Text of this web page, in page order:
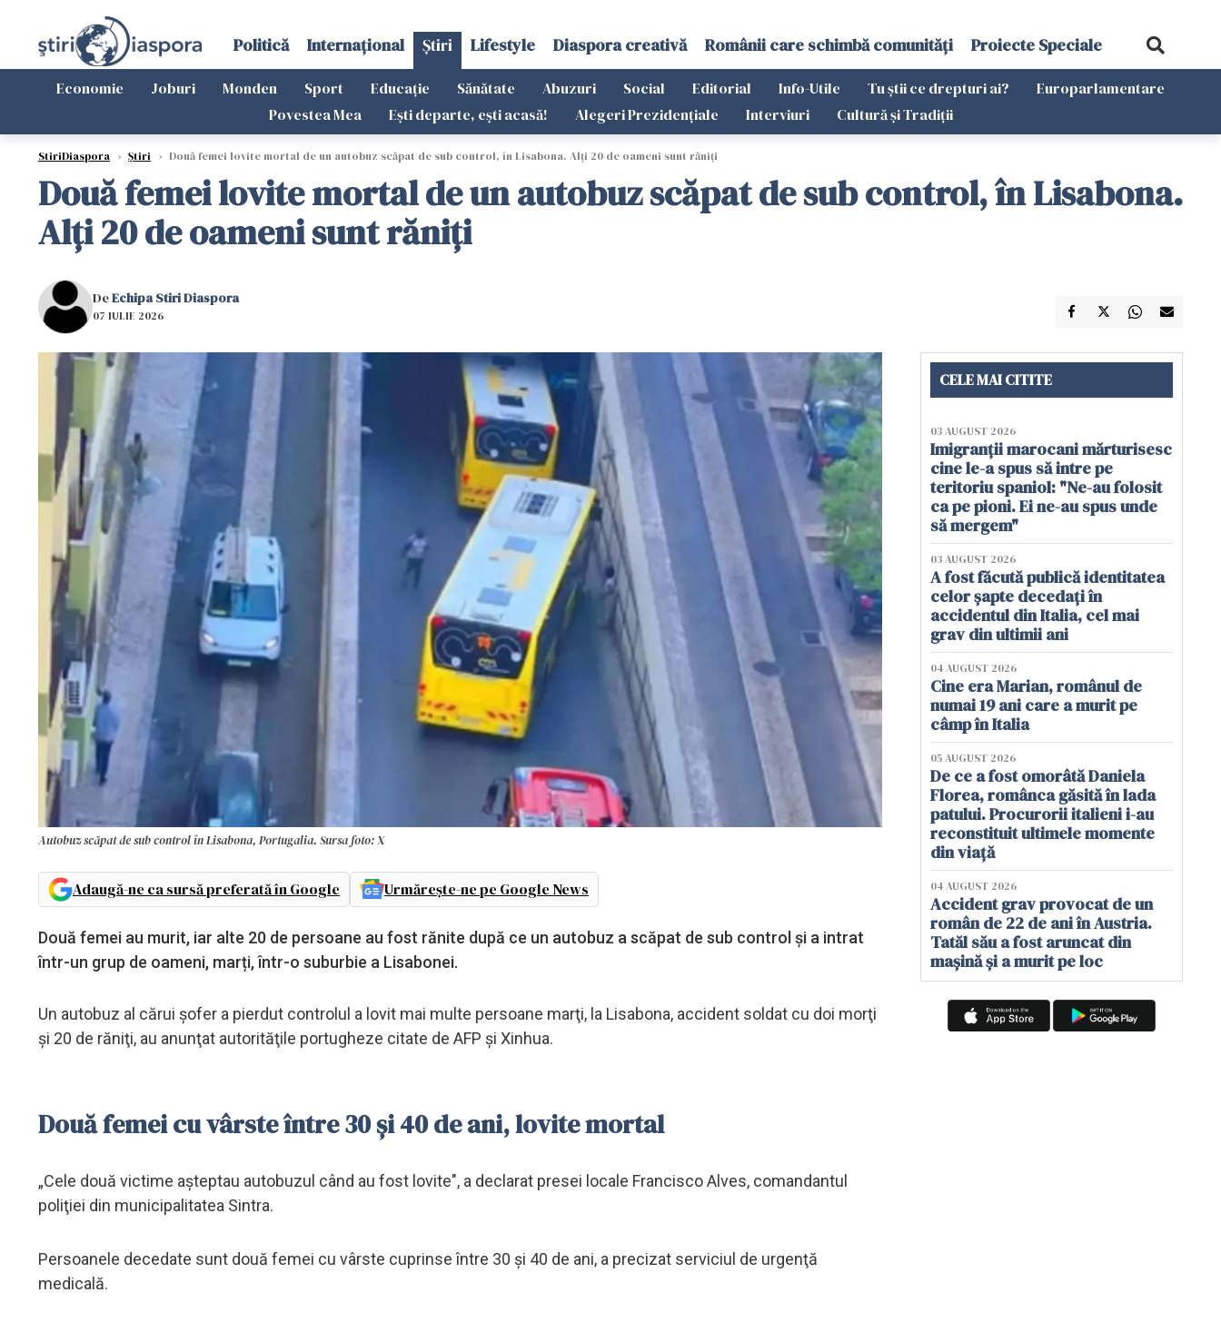
Politică Internațional Știri Lifestyle Diaspora creativă Românii care schimbă comunități Proiecte Speciale
Economie Joburi Monden Sport Educație Sănătate Abuzuri Social Editorial Info-Utile Tu știi ce drepturi ai?
Europarlamentare
Povestea Mea
Ești departe, ești acasă! Alegeri Prezidențiale Interviuri Cultură și Tradiții
StiriDiaspora › Știri › Două femei lovite mortal de un autobuz scăpat de sub control, în Lisabona. Alți 20 de oameni sunt răniți
Două femei lovite mortal de un autobuz scăpat de sub control, în Lisabona.
Alți 20 de oameni sunt răniți
DeEchipa Stiri Diaspora
07 IULIE 2026
Autobuz scăpat de sub control în Lisabona, Portugalia. Sursa foto: X
Adaugă-ne ca sursă preferată în Google Urmărește-ne pe Google News
Două femei au murit, iar alte 20 de persoane au fost rănite după ce un autobuz a scăpat de sub control și a intrat
într-un grup de oameni, marți, într-o suburbie a Lisabonei.
Un autobuz al cărui şofer a pierdut controlul a lovit mai multe persoane marţi, la Lisabona, accident soldat cu doi morţi
şi 20 de răniţi, au anunţat autorităţile portugheze citate de AFP şi Xinhua.
Două femei cu vârste între 30 și 40 de ani, lovite mortal
„Cele două victime aşteptau autobuzul când au fost lovite", a declarat presei locale Francisco Alves, comandantul
poliţiei din municipalitatea Sintra.
Persoanele decedate sunt două femei cu vârste cuprinse între 30 şi 40 de ani, a precizat serviciul de urgenţă
medicală.
CELE MAI CITITE
03 AUGUST 2026
Imigranții marocani mărturisesc
cine le-a spus să intre pe
teritoriu spaniol: "Ne-au folosit
ca pe pioni. Ei ne-au spus unde
să mergem"
03 AUGUST 2026
A fost făcută publică identitatea
celor șapte decedați în
accidentul din Italia, cel mai
grav din ultimii ani
04 AUGUST 2026
Cine era Marian, românul de
numai 19 ani care a murit pe
câmp în Italia
05 AUGUST 2026
De ce a fost omorâtă Daniela
Florea, românca găsită în lada
patului. Procurorii italieni i-au
reconstituit ultimele momente
din viață
04 AUGUST 2026
Accident grav provocat de un
român de 22 de ani în Austria.
Tatăl său a fost aruncat din
mașină și a murit pe loc